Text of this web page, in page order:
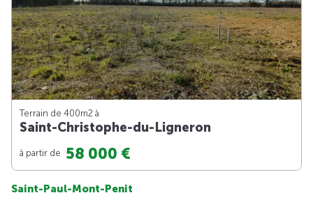
Terrain de 400m2 à
Saint-Christophe-du-Ligneron
à partir de 58 000 €
Saint-Paul-Mont-Penit